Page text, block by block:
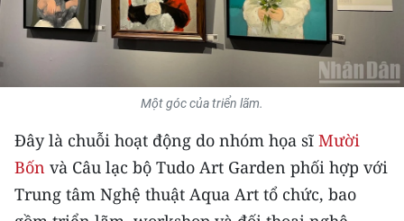
Y TẾ
BẠN ĐỌC
KIỂM CHỨNG THÔNG TIN
Một góc của triển lãm.
Đây là chuỗi hoạt động do nhóm họa sĩ Mười
Bốn và Câu lạc bộ Tudo Art Garden phối hợp với
Trung tâm Nghệ thuật Aqua Art tổ chức, bao